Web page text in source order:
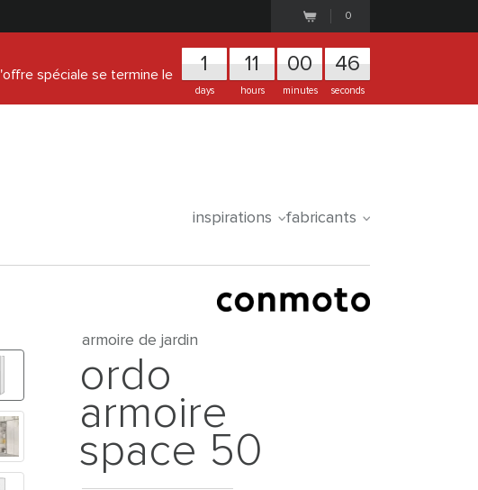
0
l'offre spéciale se termine le 1
days
11
hours
00
minutes
45
seconds
inspirations fabricants
armoire de jardin
ordo
armoire
space 50